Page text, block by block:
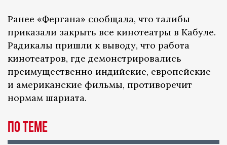
Ранее «Фергана» сообщала, что талибы
приказали закрыть все кинотеатры в Кабуле.
Радикалы пришли к выводу, что работа
кинотеатров, где демонстрировались
преимущественно индийские, европейские
и американские фильмы, противоречит
нормам шариата.
По теме